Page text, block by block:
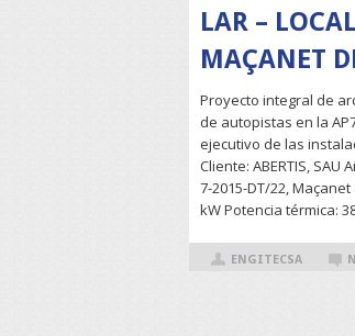
LAR –
MAÇANET
Proyecto integral de
de autopistas en la
ejecutivo de las
Cliente: ABERTIS, SAU
7-2015-DT/22,
kW Potencia térmica:
ENGITECSA